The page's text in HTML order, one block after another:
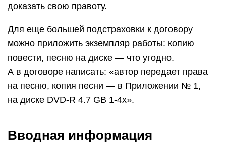
доказать свою правоту.
Для еще большей подстраховки к договору
можно приложить экземпляр работы: копию
повести, песню на диске — что угодно.
А в договоре написать: «автор передает права
на песню, копия песни — в Приложении № 1,
на диске DVD-R 4.7 GB 1-4x».
Вводная информация